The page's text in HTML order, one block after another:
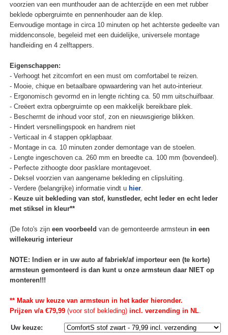
voorzien van een munthouder aan de achterzijde en een met rubber
beklede opbergruimte en pennenhouder aan de klep.
Eenvoudige montage in circa 10 minuten op het achterste gedeelte van
middenconsole, begeleid met een duidelijke, universele montage
handleiding en 4 zelftappers.
Eigenschappen:
- Verhoogt het zitcomfort en een must om comfortabel te reizen.
- Mooie, chique en betaalbare opwaardering van het auto-interieur.
- Ergonomisch gevormd en in lengte richting ca. 50 mm uitschuifbaar.
- Creëert extra opbergruimte op een makkelijk bereikbare plek.
- Beschermt de inhoud voor stof, zon en nieuwsgierige blikken.
- Hindert versnellingspook en handrem niet
- Verticaal in 4 stappen opklapbaar.
- Montage in ca. 10 minuten zonder demontage van de stoelen.
- Lengte ingeschoven ca. 260 mm en breedte ca. 100 mm (bovendeel).
- Perfecte zithoogte door pasklare montagevoet.
- Deksel voorzien van aangename bekleding en clipsluiting.
- Verdere (belangrijke) informatie vindt u hier.
- Keuze uit bekleding van stof, kunstleder, echt leder en echt leder
met stiksel in kleur**
(De foto's zijn een voorbeeld van de gemonteerde armsteun in een
willekeurig interieur
NOTE: Indien er in uw auto af fabriek/af importeur een (te korte)
armsteun gemonteerd is dan kunt u onze armsteun daar NIET op
monteren!!!
** Maak uw keuze van armsteun in het kader hieronder.
Prijzen v/a €79,99(voor stof bekleding)incl. verzending in NL.
Uw keuze: